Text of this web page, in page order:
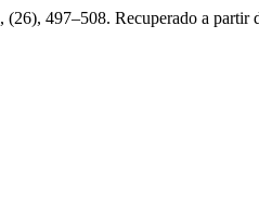
, (26), 497–508. Recuperado a